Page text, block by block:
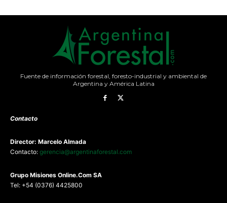
Fuente de información forestal, foresto-industrial y ambiental de
Argentina y América Latina
Contacto
Director: Marcelo Almada
Contacto: gerencia@argentinaforestal.com
Grupo Misiones Online.Com SA
Tel: +54 (0376) 4425800